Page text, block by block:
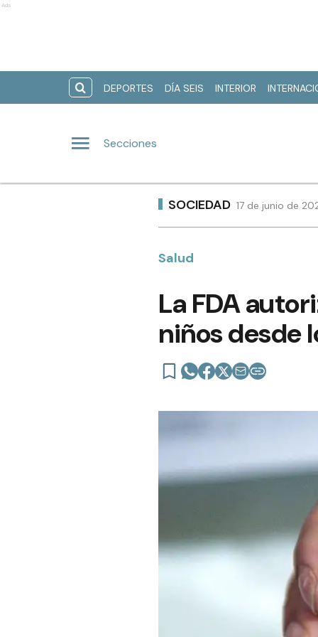
Ads
DEPORTES DÍA SEIS INTERIOR
Secciones
SOCIEDAD 17 de junio de
Salud
La FDA
niños desde